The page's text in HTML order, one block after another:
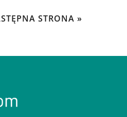
STRONA »